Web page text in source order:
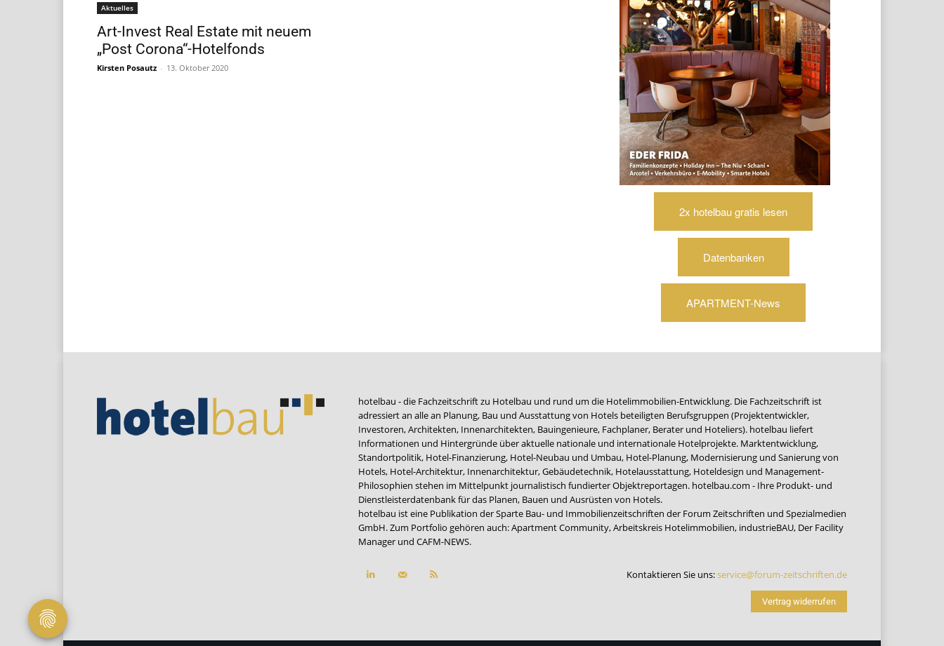
Aktuelles
Art-Invest Real Estate mit neuem
„Post Corona“-Hotelfonds
Kirsten Posautz - 13. Oktober 2020
2x hotelbau gratis lesen
Datenbanken
APARTMENT-News
hotelbau - die Fachzeitschrift zu Hotelbau und rund um die Hotelimmobilien-Entwicklung. Die Fachzeitschrift ist
adressiert an alle an Planung, Bau und Ausstattung von Hotels beteiligten Berufsgruppen (Projektentwickler,
Investoren, Architekten, Innenarchitekten, Bauingenieure, Fachplaner, Berater und Hoteliers). hotelbau liefert
Informationen und Hintergründe über aktuelle nationale und internationale Hotelprojekte. Marktentwicklung,
Standortpolitik, Hotel-Finanzierung, Hotel-Neubau und Umbau, Hotel-Planung, Modernisierung und Sanierung von
Hotels, Hotel-Architektur, Innenarchitektur, Gebäudetechnik, Hotelausstattung, Hoteldesign und Management-
Philosophien stehen im Mittelpunkt journalistisch fundierter Objektreportagen. hotelbau.com - Ihre Produkt- und
Dienstleisterdatenbank für das Planen, Bauen und Ausrüsten von Hotels.
hotelbau ist eine Publikation der Sparte Bau- und Immobilienzeitschriften der Forum Zeitschriften und Spezialmedien
GmbH. Zum Portfolio gehören auch:Apartment Community,Arbeitskreis Hotelimmobilien, industrieBAU, Der Facility
Manager und CAFM-NEWS.
Kontaktieren Sie uns:service@forum-zeitschriften.de
Vertrag widerrufen